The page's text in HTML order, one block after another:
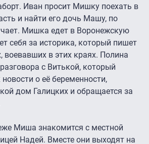
Иван просит Мишку поехать в
и найти его дочь Машу, по
Мишка едет в Воронежскую
себя за историка, который пишет
воевавших в этих краях. Полина
с Витькой, который
о её беременности,
дом Галицких и обращается за
Миша знакомится с местной
Надей. Вместе они выходят на